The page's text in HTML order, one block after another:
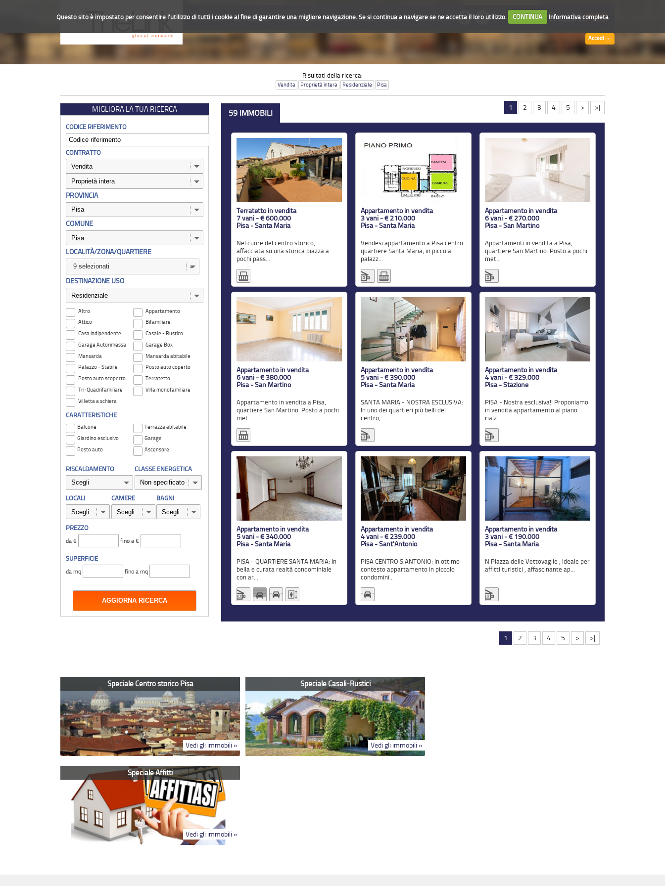
Questo sito è impostato per consentire l'utilizzo di tutti i cookie al fine di garantire una migliore navigazione. Se si continua a navigare se ne accetta il loro utilizzo. CONTINUA Informativa completa
CHI SIAMO LE AGENZIE PERCHÈ GLOCAL IL SIMBOLO VENDITE CONTATTI
Accedi
Risultati della ricerca:
Vendita Proprietà intera Residenziale Pisa
MIGLIORA LA TUA RICERCA
CODICE RIFERIMENTO
CONTRATTO
PROVINCIA
COMUNE
LOCALITÀ/ZONA/QUARTIERE
9 selezionati
DESTINAZIONE USO
Altro
Appartamento
Attico
Bifamiliare
Casa indipendente
Casale - Rustico
Garage Autorimessa
Garage Box
Mansarda
Mansarda abitabile
Palazzo - Stabile
Posto auto coperto
Posto auto scoperto
Terratetto
Tri-Quadrifamiliare
Villa monofamiliare
Villetta a schiera
CARATTERISTICHE
Balcone
Terrazza abitabile
Giardino esclusivo
Garage
Posto auto
Ascensore
RISCALDAMENTO CLASSE ENERGETICA
LOCALI CAMERE BAGNI
PREZZO
da € fino a €
SUPERFICIE
da mq fino a mq
59 IMMOBILI
1 2 3 4 5 > >|
Terratetto in vendita
7 vani - € 600.000
Pisa - Santa Maria
Nel cuore del centro storico,
affacciata su una storica piazza a
pochi pass...
Appartamento in vendita
3 vani - € 210.000
Pisa - Santa Maria
Vendesi appartamento a Pisa centro
quartiere Santa Maria; in piccola
palazz...
Appartamento in vendita
6 vani - € 270.000
Pisa - San Martino
Appartamenti in vendita a Pisa,
quartiere San Martino. Posto a pochi
met...
Appartamento in vendita
6 vani - € 380.000
Pisa - San Martino
Appartamento in vendita a Pisa,
quartiere San Martino. Posto a pochi
met...
Appartamento in vendita
5 vani - € 390.000
Pisa - Santa Maria
SANTA MARIA - NOSTRA ESCLUSIVA:
In uno dei quartieri più belli del
centro,...
Appartamento in vendita
4 vani - € 329.000
Pisa - Stazione
PISA - Nostra esclusiva!! Proponiamo
in vendita appartamento al piano
rialz...
Appartamento in vendita
5 vani - € 340.000
Pisa - Santa Maria
PISA - QUARTIERE SANTA MARIA: In
bella e curata realtà condominiale
con ar...
Appartamento in vendita
4 vani - € 239.000
Pisa - Sant'Antonio
PISA CENTRO S.ANTONIO: In ottimo
contesto appartamento in piccolo
condomini...
Appartamento in vendita
3 vani - € 190.000
Pisa - Santa Maria
n Piazza delle Vettovaglie , ideale per
affitti turistici , affascinante ap...
1 2 3 4 5 > >|
Speciale Centro storico Pisa
Vedi gli immobili »
Speciale Casali-Rustici
Vedi gli immobili »
Speciale Affitti
Vedi gli immobili »